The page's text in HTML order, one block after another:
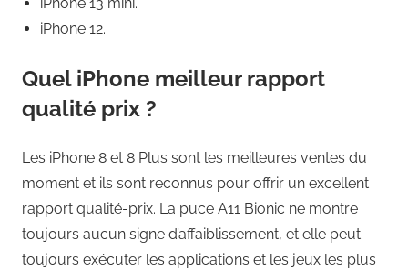
iPhone 12.
Quel iPhone meilleur rapport
qualité prix ?
Les iPhone 8 et 8 Plus sont les meilleures ventes du
moment et ils sont reconnus pour offrir un excellent
rapport qualité-prix. La puce A11 Bionic ne montre
toujours aucun signe d’affaiblissement, et elle peut
toujours exécuter les applications et les jeux les plus